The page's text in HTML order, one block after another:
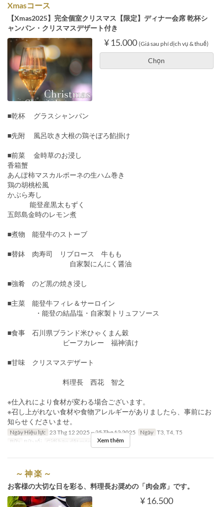
Xmasコース
【Xmas2025】完全個室クリスマス【限定】ディナー会席 乾杯シ
ャンパン・クリスマスデザート付き
¥ 15.000 (Giá sau phí dịch vụ & thuế)
Chọn
■乾杯 グラスシャンパン
■先附 風呂吹き大根の鶏そぼろ餡掛け
■前菜 金時草のお浸し
香箱蟹
あんぽ柿マスカルポーネの生ハム巻き
鶏の胡桃松風
かぶら寿し
能登産黒太もずく
五郎島金時のレモン煮
■煮物 能登牛のストーブ
■替鉢 肉寿司 リブロース 牛もも
自家製にんにく醤油
■強肴 のど黒の焼き浸し
■主菜 能登牛フィレ＆サーロイン
・能登の結晶塩・自家製トリュフソース
■食事 石川県ブランド米ひゃくまん穀
ビーフカレー 福神漬け
■甘味 クリスマスデザート
料理長 西花 智之
※仕入れにより食材が変わる場合ございます。
※召し上がれない食材や食物アレルギーがありましたら、事前にお
知らせくださいませ。
Ngày Hiệu lực 23 Thg 12 2025 ~ 25 Thg 12 2025 Ngày T3, T4, T5
Bữa
Bữa tối Giới hạn dặt món 2 ~ 10
Xem thêm
～ 神 楽 ～
お客様の大切な日を彩る、料理長お奨めの「肉会席」です。
¥ 16.500